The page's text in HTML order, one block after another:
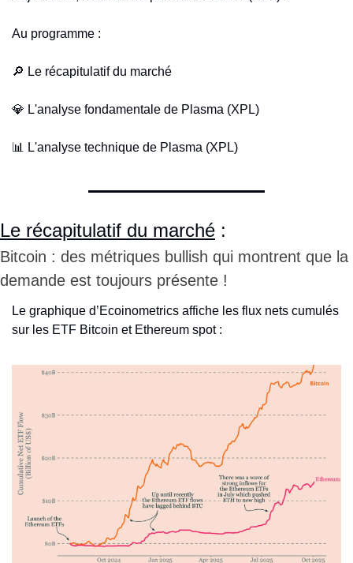
Au programme :
🔎 Le récapitulatif du marché
💎 L'analyse fondamentale de Plasma (XPL)
📊 L'analyse technique de Plasma (XPL)
Le récapitulatif du marché :
Bitcoin : des métriques bullish qui montrent que la
demande est toujours présente !
Le graphique d’Ecoinometrics affiche les flux nets cumulés
sur les ETF Bitcoin et Ethereum spot :